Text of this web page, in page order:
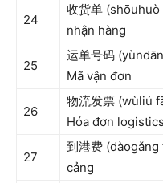
24
收货单
nhận hàng
25
运单号码
Mã vận đơn
26
物流发票 (wùliú
Hóa đơn logistics
27
到港费
cảng